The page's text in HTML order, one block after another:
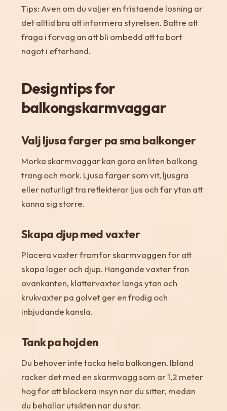
Tips: Aven om du valjer en fristaende losning ar
det alltid bra att informera styrelsen. Battre att
fraga i forvag an att bli ombedd att ta bort
nagot i efterhand.
Designtips for
balkongskarmvaggar
Valj ljusa farger pa sma balkonger
Morka skarmvaggar kan gora en liten balkong
trang och mork. Ljusa farger som vit, ljusgra
eller naturligt tra reflekterar ljus och far ytan att
kanna sig storre.
Skapa djup med vaxter
Placera vaxter framfor skarmvaggen for att
skapa lager och djup. Hangande vaxter fran
ovankanten, klattervaxter langs ytan och
krukvaxter pa golvet ger en frodig och
inbjudande kansla.
Tank pa hojden
Du behover inte tacka hela balkongen. Ibland
racker det med en skarmvagg som ar 1,2 meter
hog for att blockera insyn nar du sitter, medan
du behallar utsikten nar du star.